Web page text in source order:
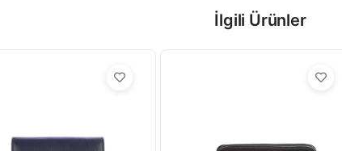
İlgili Ürünler